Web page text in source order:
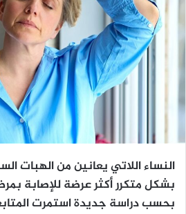
النساء اللاتي يعانين من الهبات
بحسب دراسة جديدة استمرت المتابعة